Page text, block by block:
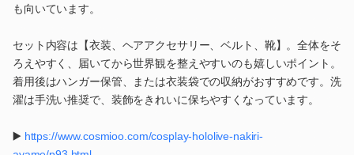
も向いています。
セット内容は【衣装、ヘアアクセサリー、ベルト、靴】。全体をそ
ろえやすく、届いてから世界観を整えやすいのも嬉しいポイント。
着用後はハンガー保管、または衣装袋での収納がおすすめです。洗
濯は手洗い推奨で、装飾をきれいに保ちやすくなっています。
▶️ https://www.cosmioo.com/cosplay-hololive-nakiri-